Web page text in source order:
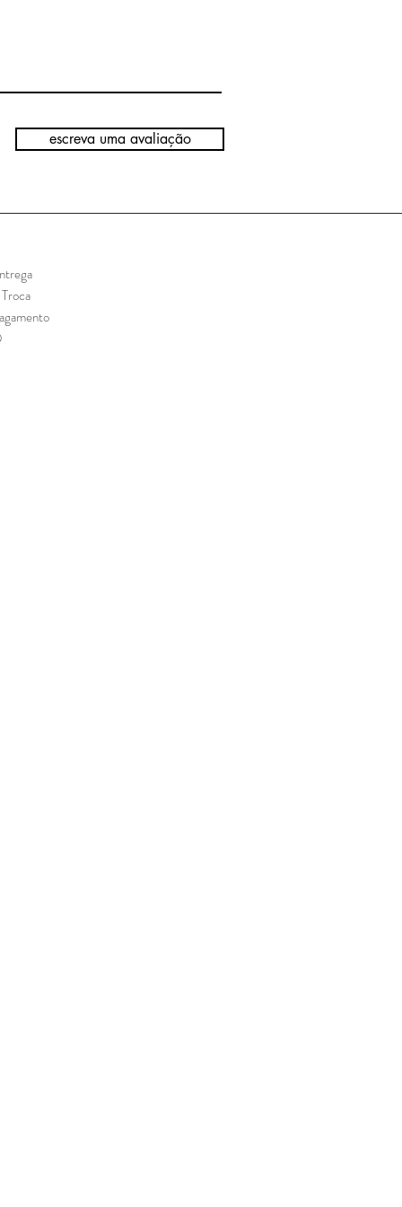
escreva uma avaliação